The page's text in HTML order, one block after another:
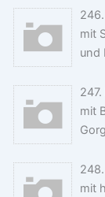
mit
und
mit
mit